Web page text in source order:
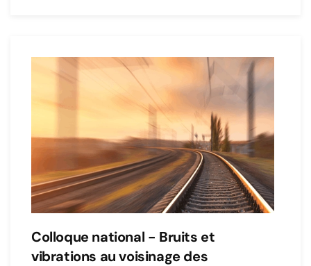
Colloque national - Bruits et
vibrations au voisinage des